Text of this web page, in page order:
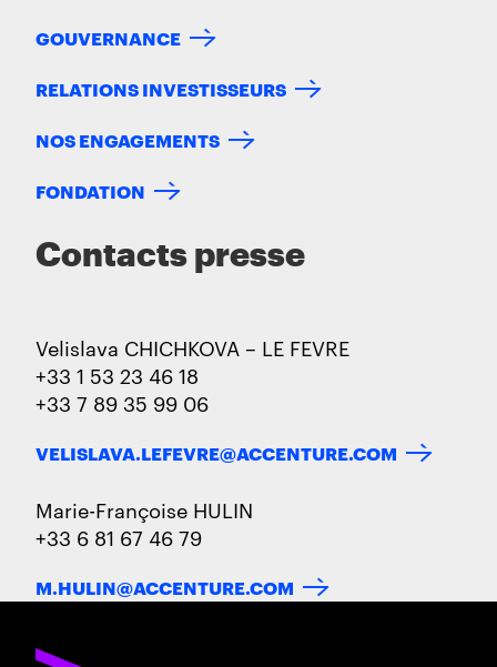
GOUVERNANCE
RELATIONS INVESTISSEURS
NOS ENGAGEMENTS
FONDATION
Contacts presse
Velislava CHICHKOVA – LE FEVRE
+33 1 53 23 46 18
+33 7 89 35 99 06
VELISLAVA.LEFEVRE@ACCENTURE.COM
Marie-Françoise HULIN
+33 6 81 67 46 79
M.HULIN@ACCENTURE.COM